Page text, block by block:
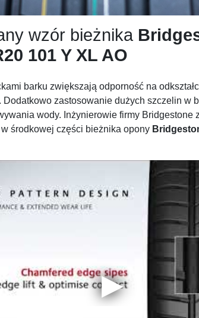
wzór bieżnika
101 Y XL AO
barku zwiększają odporność na
Dodatkowo zastosowanie dużych szczelin w
wody. Inżynierowie firmy Bridgestone
środkowej części bieżnika opony